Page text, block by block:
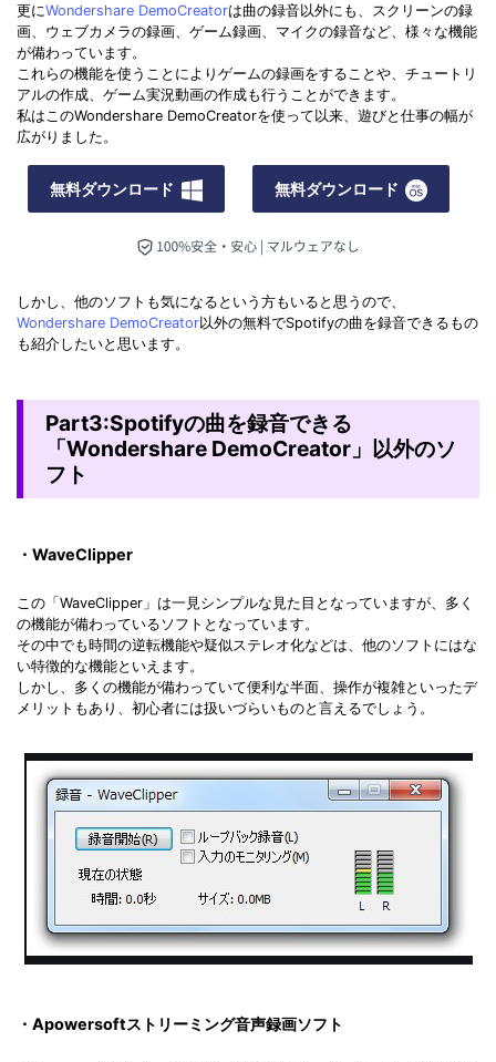
更にWondershare DemoCreatorは曲の録音以外にも、スクリーンの録
画、ウェブカメラの録画、ゲーム録画、マイクの録音など、様々な機能
が備わっています。
これらの機能を使うことによりゲームの録画をすることや、チュートリ
アルの作成、ゲーム実況動画の作成も行うことができます。
私はこのWondershare DemoCreatorを使って以来、遊びと仕事の幅が
広がりました。
無料ダウンロード 無料ダウンロード
しかし、他のソフトも気になるという方もいると思うので、
Wondershare DemoCreator以外の無料でSpotifyの曲を録音できるもの
も紹介したいと思います。
Part3:Spotifyの曲を録音できる
「Wondershare DemoCreator」以外のソ
フト
・WaveClipper
この「WaveClipper」は一見シンプルな見た目となっていますが、多く
の機能が備わっているソフトとなっています。
その中でも時間の逆転機能や疑似ステレオ化などは、他のソフトにはな
い特徴的な機能といえます。
しかし、多くの機能が備わっていて便利な半面、操作が複雑といったデ
メリットもあり、初心者には扱いづらいものと言えるでしょう。
・Apowersoftストリーミング音声録画ソフト